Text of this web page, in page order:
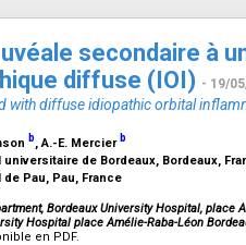
secondaire à
diffuse (IOI) - 19/
with diffuse idiopathic orbital
b, A.-E. Mercier b
de Bordeaux, Bordeaux,
Pau, Pau, France
Bordeaux University Hospital, place
Hospital place Amélie-Raba-Léon
en PDF.